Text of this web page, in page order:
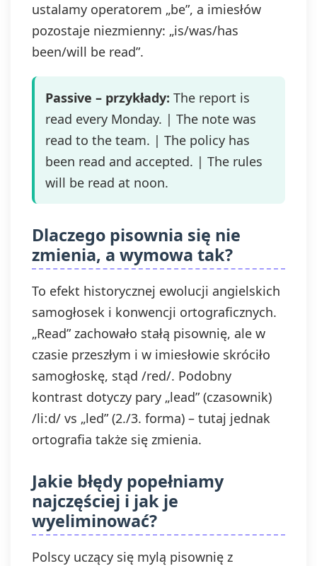
ustalamy operatorem „be”, a imiesłów
pozostaje niezmienny: „is/was/has
been/will be read”.
Passive – przykłady: The report is
read every Monday. | The note was
read to the team. | The policy has
been read and accepted. | The rules
will be read at noon.
Dlaczego pisownia się nie
zmienia, a wymowa tak?
To efekt historycznej ewolucji angielskich
samogłosek i konwencji ortograficznych.
„Read” zachowało stałą pisownię, ale w
czasie przeszłym i w imiesłowie skróciło
samogłoskę, stąd /red/. Podobny
kontrast dotyczy pary „lead” (czasownik)
/liːd/ vs „led” (2./3. forma) – tutaj jednak
ortografia także się zmienia.
Jakie błędy popełniamy
najczęściej i jak je
wyeliminować?
Polscy uczący się mylą pisownię z